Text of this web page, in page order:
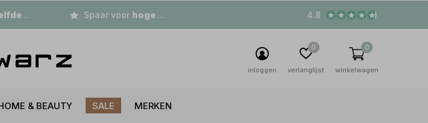
& BEAUTY SALE MERKEN
inloggen verlanglijst
0
winkelwagen
0
dag verzondenSpaar voor hoge korting 4.8